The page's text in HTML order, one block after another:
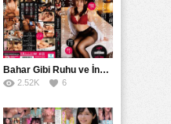
Bahar Gibi Ruhu ve İncelikle Doldurmak
2.52K 6